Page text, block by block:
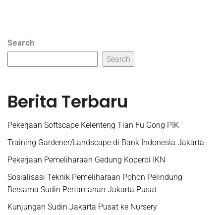
Search
Search
Berita Terbaru
Pekerjaan Softscape Kelenteng Tian Fu Gong PIK
Training Gardener/Landscape di Bank Indonesia Jakarta
Pekerjaan Pemeliharaan Gedung Koperbi IKN
Sosialisasi Teknik Pemeliharaan Pohon Pelindung
Bersama Sudin Pertamanan Jakarta Pusat
Kunjungan Sudin Jakarta Pusat ke Nursery